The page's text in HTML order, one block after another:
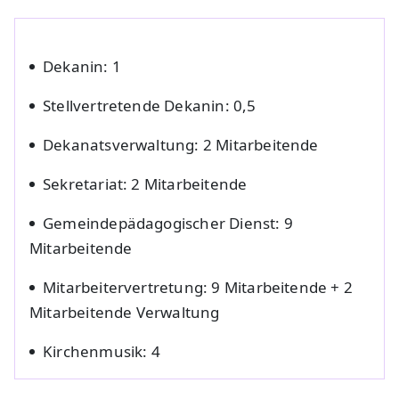
Dekanin: 1
Stellvertretende Dekanin: 0,5
Dekanatsverwaltung: 2 Mitarbeitende
Sekretariat: 2 Mitarbeitende
Gemeindepädagogischer Dienst: 9
Mitarbeitende
Mitarbeitervertretung: 9 Mitarbeitende + 2
Mitarbeitende Verwaltung
Kirchenmusik: 4